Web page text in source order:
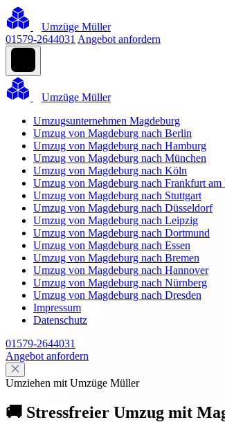
Umzüge Müller
01579-2644031 Angebot anfordern
Umzüge Müller
Umzugsunternehmen Magdeburg
Umzug von Magdeburg nach Berlin
Umzug von Magdeburg nach Hamburg
Umzug von Magdeburg nach München
Umzug von Magdeburg nach Köln
Umzug von Magdeburg nach Frankfurt am
Umzug von Magdeburg nach Stuttgart
Umzug von Magdeburg nach Düsseldorf
Umzug von Magdeburg nach Leipzig
Umzug von Magdeburg nach Dortmund
Umzug von Magdeburg nach Essen
Umzug von Magdeburg nach Bremen
Umzug von Magdeburg nach Hannover
Umzug von Magdeburg nach Nürnberg
Umzug von Magdeburg nach Dresden
Impressum
Datenschutz
01579-2644031
Angebot anfordern
Umziehen mit Umzüge Müller
🚚 Stressfreier Umzug mit